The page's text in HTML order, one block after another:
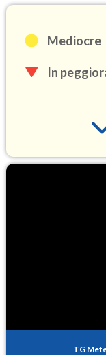
Mediocre
In
TG